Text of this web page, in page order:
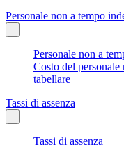
Personale non a tempo
Personale non a
Costo del
tabellare
Tassi di assenza
Tassi di assenza